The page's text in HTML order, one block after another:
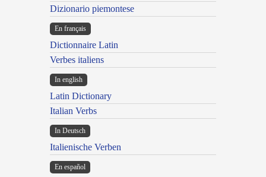
Dizionario piemontese
En français
Dictionnaire Latin
Verbes italiens
In english
Latin Dictionary
Italian Verbs
In Deutsch
Italienische Verben
En español